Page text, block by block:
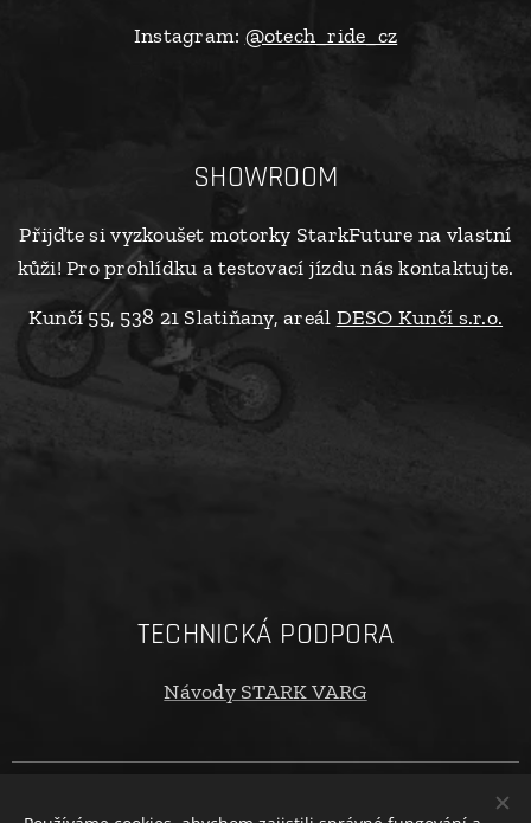
Instagram: @otech_ride_cz
SHOWROOM
Přijďte si vyzkoušet motorky StarkFuture na vlastní
kůži! Pro prohlídku a testovací jízdu nás kontaktujte.
Kunčí 55, 538 21 Slatiňany, areál DESO Kunčí s.r.o.
TECHNICKÁ PODPORA
Návody STARK VARG
Obchodní podmínky| Ochrana osobních údajů